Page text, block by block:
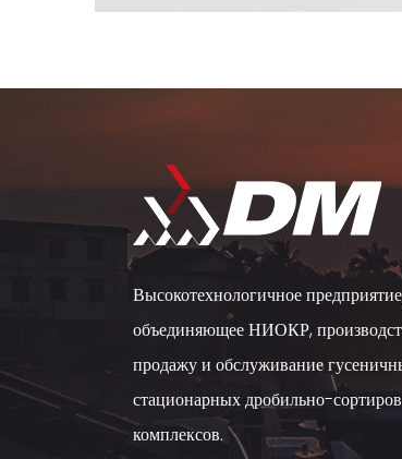
Высокотехнологичное
объединяющее НИОКР,
продажу и обслуживание
стационарных дробильно-
комплексов.